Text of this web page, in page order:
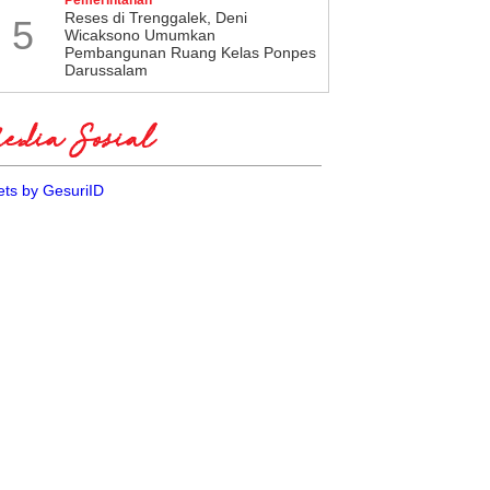
5
​Reses di Trenggalek, Deni
Wicaksono Umumkan
Pembangunan Ruang Kelas Ponpes
Darussalam
Sosial
by GesuriID